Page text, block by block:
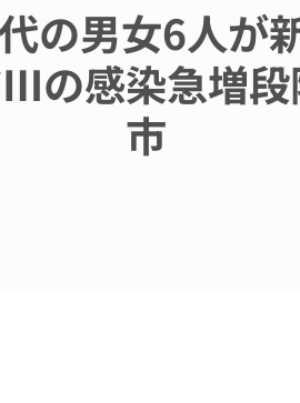
の男女6人が
の感染急増
市